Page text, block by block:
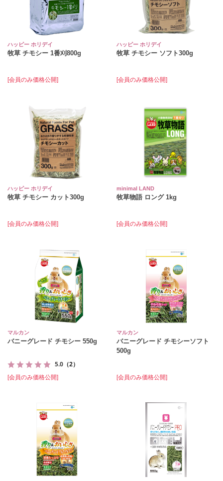
ハッピー ホリデイ
牧草 チモシー 1番刈800g
[会員のみ価格公開]
ハッピー ホリデイ
牧草 チモシー ソフト300g
[会員のみ価格公開]
ハッピー ホリデイ
牧草 チモシー カット300g
[会員のみ価格公開]
minimal LAND
牧草物語 ロング 1kg
[会員のみ価格公開]
マルカン
バニーグレード チモシー 550g
5.0 （2）
[会員のみ価格公開]
マルカン
バニーグレード チモシーソフト
500g
[会員のみ価格公開]